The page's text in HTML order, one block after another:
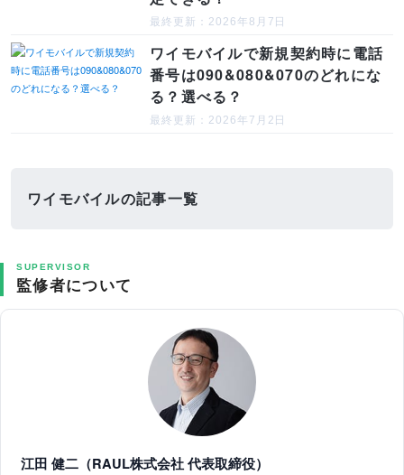
最終更新：2026年8月7日
ワイモバイルで新規契約時に電話
番号は090&080&070のどれにな
る？選べる？
最終更新：2026年7月2日
ワイモバイルの記事一覧
SUPERVISOR
監修者について
江田 健二（RAUL株式会社 代表取締役）